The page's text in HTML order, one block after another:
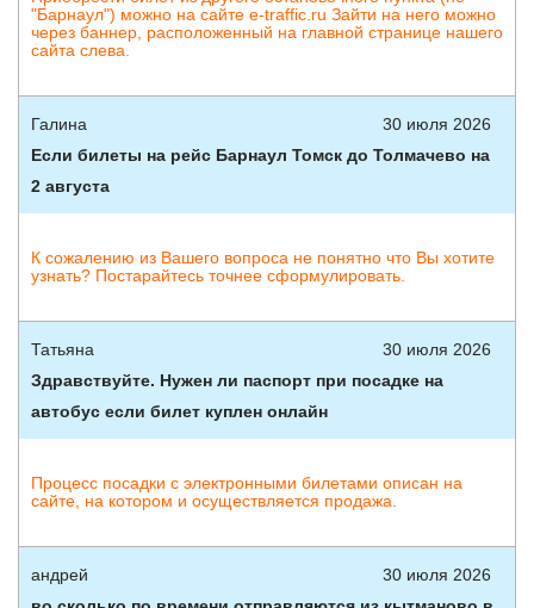
"Барнаул") можно на сайте e-traffic.ru Зайти на него можно
через баннер, расположенный на главной странице нашего
сайта слева.
Галина
30 июля 2026
Если билеты на рейс Барнаул Томск до Толмачево на
2 августа
К сожалению из Вашего вопроса не понятно что Вы хотите
узнать? Постарайтесь точнее сформулировать.
Татьяна
30 июля 2026
Здравствуйте. Нужен ли паспорт при посадке на
автобус если билет куплен онлайн
Процесс посадки с электронными билетами описан на
сайте, на котором и осуществляется продажа.
андрей
30 июля 2026